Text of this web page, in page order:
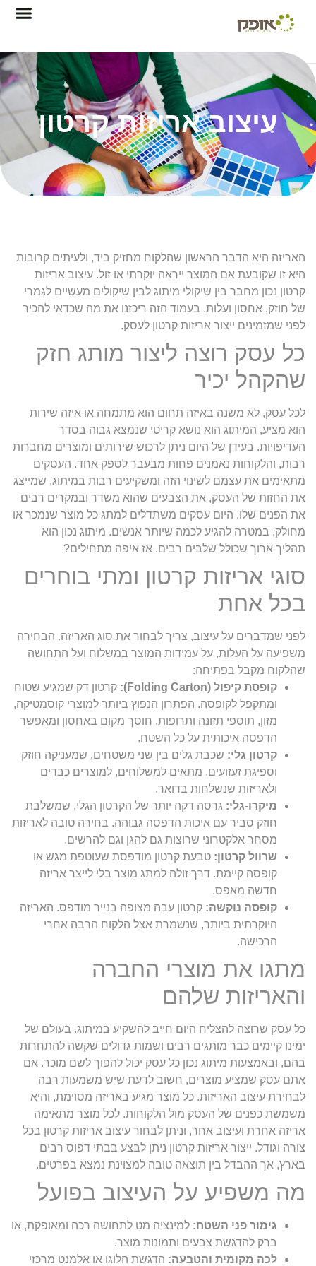
עיצוב אריזות קרטון
האריזה היא הדבר הראשון שהלקוח מחזיק ביד, ולעיתים קרובות
היא זו שקובעת אם המוצר ייראה יוקרתי או זול. עיצוב אריזות
קרטון נכון מחבר בין שיקולי מיתוג לבין שיקולים מעשיים לגמרי
של חוזק, אחסון ועלות. בעמוד הזה ריכזנו את מה שכדאי להכיר
לפני שמזמינים ייצור אריזות קרטון לעסק.
כל עסק רוצה ליצור מותג חזק
שהקהל יכיר
לכל עסק, לא משנה באיזה תחום הוא מתמחה או איזה שירות
הוא מציע, המיתוג הוא נושא קריטי שנמצא גבוה בסדר
העדיפויות. בעידן של היום ניתן לרכוש שירותים ומוצרים מחברות
רבות, והלקוחות נאמנים פחות מבעבר לספק אחד. העסקים
מתאימים את עצמם לשינוי הזה ומשקיעים רבות במיתוג, שמייצג
את החזות של העסק, את הצבעים שהוא משדר ובמקרים רבים
את הפנים שלו. היום עסקים משתדלים למתג כל מוצר שנמכר או
מחולק, במטרה להגיע לכמה שיותר אנשים. מיתוג נכון הוא
תהליך ארוך שכולל שלבים רבים. אז איפה מתחילים?
סוגי אריזות קרטון ומתי בוחרים
בכל אחת
לפני שמדברים על עיצוב, צריך לבחור את סוג האריזה. הבחירה
משפיעה על העלות, על עמידות המוצר במשלוח ועל התחושה
שהלקוח מקבל בפתיחה:
קופסת קיפול (Folding Carton):
קרטון דק שמגיע שטוח
ומתקפל לקופסה. הפתרון הנפוץ ביותר למוצרי קוסמטיקה,
מזון, תוספי תזונה ותרופות. חוסך מקום באחסון ומאפשר
הדפסה איכותית על כל השטח.
קרטון גלי: שכבת גלים בין שני משטחים, שמעניקה חוזק
וספיגת זעזועים. מתאים למשלוחים, למוצרים כבדים
ולאריזות שנשלחות בדואר.
מיקרו-גלי: גרסה דקה יותר של הקרטון הגלי, שמשלבת
חוזק סביר עם איכות הדפסה גבוהה. בחירה טובה לאריזות
מסחר אלקטרוני שרוצות גם להגן וגם להרשים.
שרוול קרטון: טבעת קרטון מודפסת שעוטפת מגש או
קופסה קיימת. דרך זולה למתג מוצר בלי לייצר אריזה
חדשה מאפס.
קופסה נוקשה: קרטון עבה מצופה בנייר מודפס. האריזה
היוקרתית ביותר, שנשמרת אצל הלקוח הרבה אחרי
הרכישה.
מתגו את מוצרי החברה
והאריזות שלהם
כל עסק שרוצה להצליח היום חייב להשקיע במיתוג. בעולם של
ימינו קיימים כבר מותגים רבים ושמות גדולים שקשה להתחרות
בהם, ובאמצעות מיתוג נכון כל עסק יכול להפוך לשם מוכר. אם
אתם עסק שמציע מוצרים, חשוב לדעת שיש משמעות רבה
לבחירת עיצוב האריזות. כל מוצר מגיע באריזה מסוימת, והיא
משמשת כפנים של העסק מול הלקוחות. לכל מוצר מתאימה
אריזה אחרת ועיצוב אחר, וניתן לבחור עיצוב אריזות קרטון בכל
צורה וגודל. ייצור אריזות קרטון ניתן לבצע בבתי דפוס רבים
בארץ, אך ההבדל בין תוצאה טובה למצוינת נמצא בפרטים.
מה משפיע על העיצוב בפועל
גימור פני השטח: למינציה מט לתחושה רכה ומאופקת, או
ברק להדגשת צבעים ותמונות מוצר.
לכה מקומית והטבעה: הדגשת הלוגו או אלמנט מרכזי